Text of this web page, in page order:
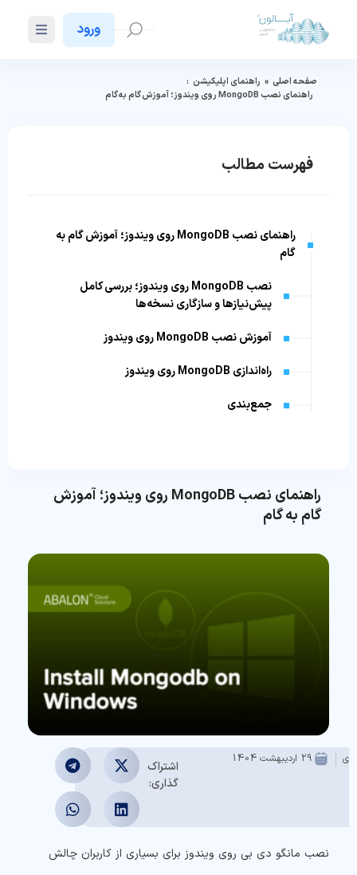
ورود
صفحه اصلی » راهنمای اپلیکیشن :
راهنمای نصب MongoDB روی ویندوز؛ آموزش گام به گام
راهنمای نصب MongoDB روی ویندوز؛ آموزش
گام به گام
29 اردیبهشت 1404
اشتراک
گذاری:
نصب مانگو دی بی روی ویندوز برای بسیاری از کاربران چالش
فهرست مطالب
راهنمای نصب MongoDB روی ویندوز؛ آموزش گام به
گام
نصب MongoDB روی ویندوز؛ بررسی کامل
پیش‌نیازها و سازگاری نسخه‌ها
آموزش نصب MongoDB روی ویندوز
راه‌اندازی MongoDB روی ویندوز
جمع‌بندی